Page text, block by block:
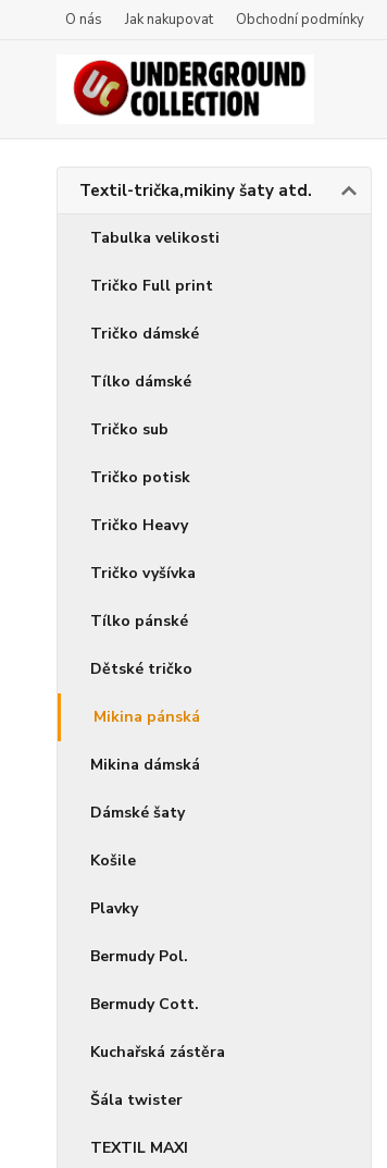
O nás Jak nakupovat Obchodní podmínky
Textil-trička,mikiny šaty atd.
Tabulka velikosti
Tričko Full print
Tričko dámské
Tílko dámské
Tričko sub
Tričko potisk
Tričko Heavy
Tričko vyšívka
Tílko pánské
Dětské tričko
Mikina pánská
Mikina dámská
Dámské šaty
Košile
Plavky
Bermudy Pol.
Bermudy Cott.
Kuchařská zástěra
Šála twister
TEXTIL MAXI